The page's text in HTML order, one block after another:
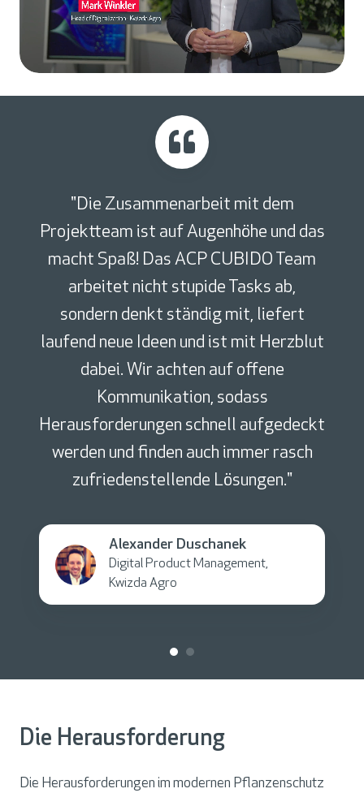
"Die Zusammenarbeit mit dem
Projektteam ist auf Augenhöhe und das
macht Spaß! Das ACP CUBIDO Team
arbeitet nicht stupide Tasks ab,
sondern denkt ständig mit, liefert
laufend neue Ideen und ist mit Herzblut
dabei. Wir achten auf offene
Kommunikation, sodass
Herausforderungen schnell aufgedeckt
werden und finden auch immer rasch
zufriedenstellende Lösungen."
Alexander Duschanek
Digital Product Management,
Kwizda Agro
Die Herausforderung
Die Herausforderungen im modernen Pflanzenschutz